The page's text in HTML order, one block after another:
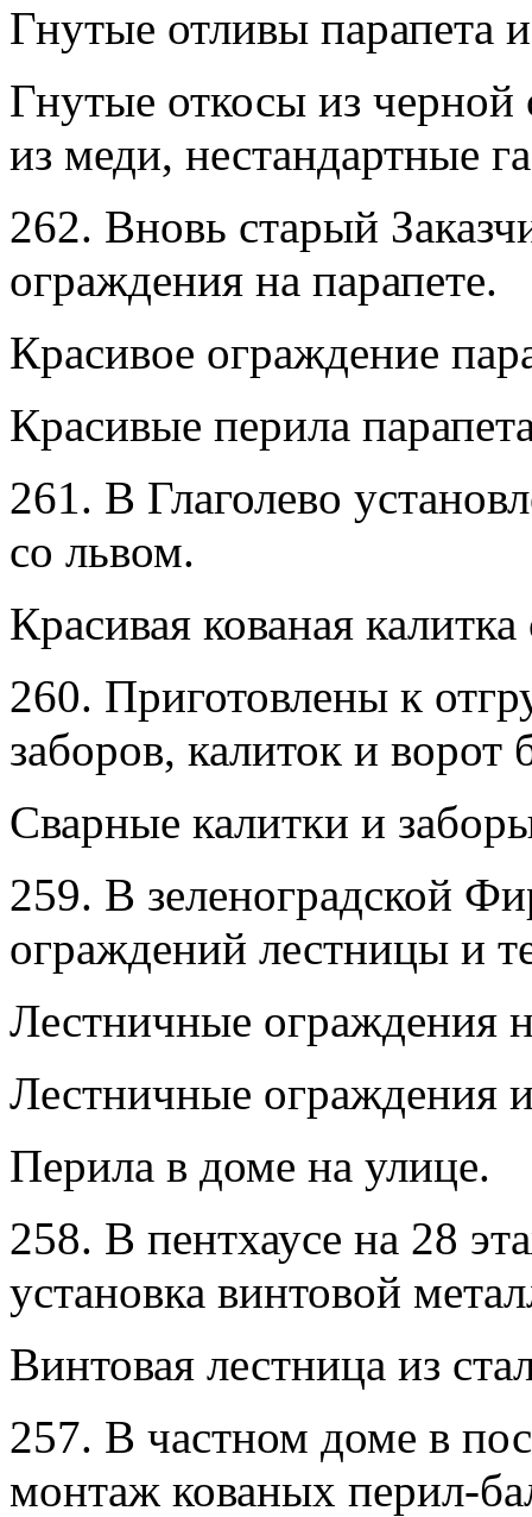
Гнутые отливы парапета
Гнутые откосы из черной
из меди, нестандартные
262. Вновь старый
ограждения на парапете.
Красивое ограждение
Красивые перила
261. В Глаголево
со львом.
Красивая кованая
260. Приготовлены к
заборов, калиток и ворот
Сварные калитки и
259. В зеленоградской
ограждений лестницы и
Лестничные ограждения
Лестничные ограждения
Перила в доме на улице.
258. В пентхаусе на 28
установка винтовой
Винтовая лестница из
257. В частном доме в
монтаж кованых перил-